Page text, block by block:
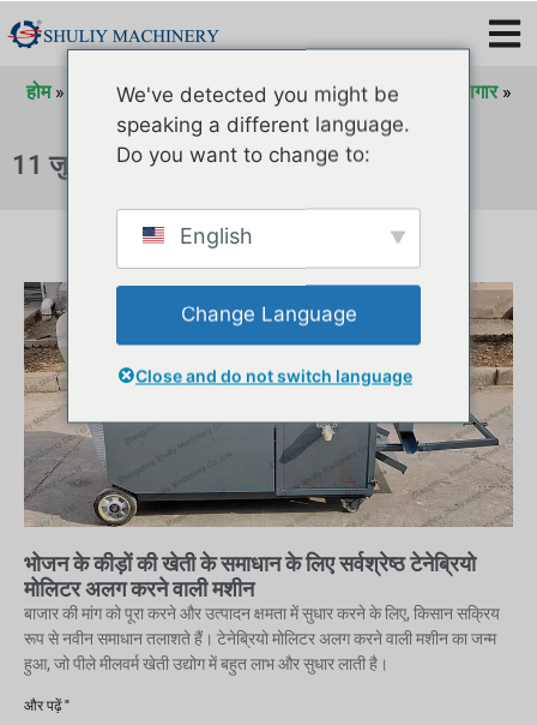
होम» 2023 के लिए अभिलेखागार» जुलाई 2023 के लिए अभिलेखागार»
जुलाई 2023 के लिए अभिलेखागार
11 जुलाई 2023
भोजन के कीड़ों की खेती के समाधान के लिए सर्वश्रेष्ठ टेनेब्रियो
मोलिटर अलग करने वाली मशीन
बाजार की मांग को पूरा करने और उत्पादन क्षमता में सुधार करने के लिए, किसान सक्रिय
रूप से नवीन समाधान तलाशते हैं। टेनेब्रियो मोलिटर अलग करने वाली मशीन का जन्म
हुआ, जो पीले मीलवर्म खेती उद्योग में बहुत लाभ और सुधार लाती है।
और पढ़ें "
We've detected you might be
speaking a different language.
Do you want to change to:
English
Change Language
Close and do not switch language